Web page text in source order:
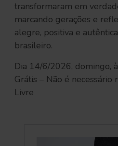
transformaram em
marcando gerações e
alegre, positiva e
brasileiro.
Dia 14/6/2026, domingo,
Grátis – Não é necessário
Livre